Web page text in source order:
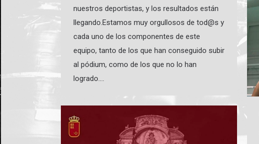
nuestros deportistas, y los resultados están
llegando.Estamos muy orgullosos de tod@s y
cada uno de los componentes de este
equipo, tanto de los que han conseguido subir
al pódium, como de los que no lo han
logrado.…